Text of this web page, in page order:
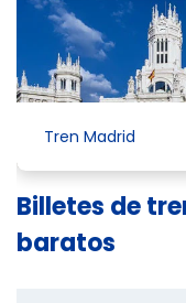
Tren Madrid
Billetes de
baratos